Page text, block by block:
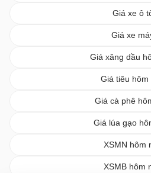
Giá xe ô
Giá xe
Giá xăng dầu
Giá tiêu hôm
Giá cà phê
Giá lúa gạo
XSMN hôm
XSMB hôm